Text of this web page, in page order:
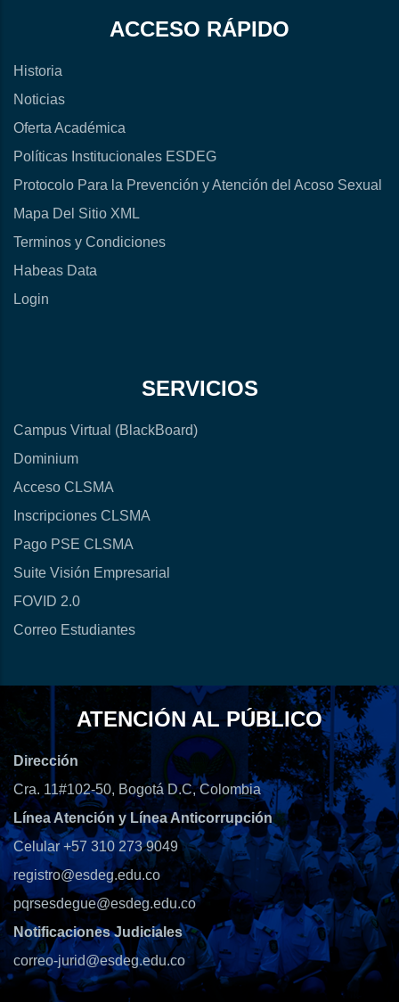
ACCESO RÁPIDO
Historia
Noticias
Oferta Académica
Políticas Institucionales ESDEG
Protocolo Para la Prevención y Atención del Acoso Sexual
Mapa Del Sitio XML
Terminos y Condiciones
Habeas Data
Login
SERVICIOS
Campus Virtual (BlackBoard)
Dominium
Acceso CLSMA
Inscripciones CLSMA
Pago PSE CLSMA
Suite Visión Empresarial
FOVID 2.0
Correo Estudiantes
ATENCIÓN AL PÚBLICO
Dirección
Cra. 11#102-50, Bogotá D.C, Colombia
Línea Atención y Línea Anticorrupción
Celular +57 310 273 9049
registro@esdeg.edu.co
pqrsesdegue@esdeg.edu.co
Notificaciones Judiciales
correo-jurid@esdeg.edu.co